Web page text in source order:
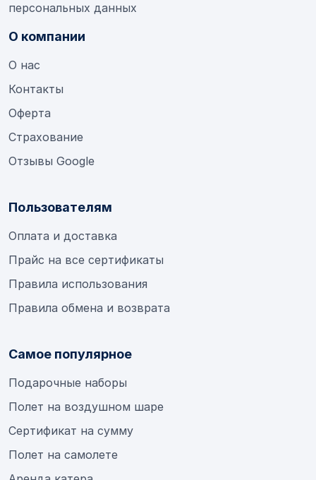
персональных данных
О компании
О нас
Контакты
Оферта
Страхование
Отзывы Google
Пользователям
Оплата и доставка
Прайс на все сертификаты
Правила использования
Правила обмена и возврата
Самое популярное
Подарочные наборы
Полет на воздушном шаре
Сертификат на сумму
Полет на самолете